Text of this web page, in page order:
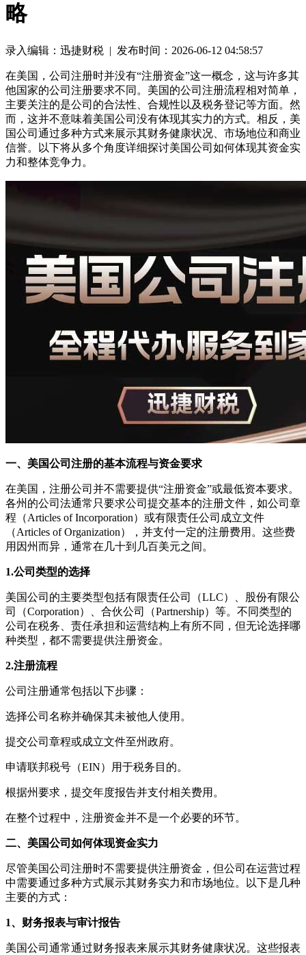
略
录入编辑：迅捷财税 | 发布时间：2026-06-12 04:58:57
在美国，公司注册时并没有“注册资金”这一概念，这与许多其
他国家的公司注册要求不同。美国的公司注册流程相对简单，
主要关注的是公司的合法性、合规性以及税务登记等方面。然
而，这并不意味着美国公司没有体现其实力的方式。相反，美
国公司通过多种方式来展示其财务健康状况、市场地位和商业
信誉。以下将从多个角度详细探讨美国公司如何体现其资金实
力和整体竞争力。
一、美国公司注册的基本流程与资金要求
在美国，注册公司并不需要提供“注册资金”或最低资本要求。
各州的公司法通常只要求公司提交基本的注册文件，如公司章
程（Articles of Incorporation）或有限责任公司成立文件
（Articles of Organization），并支付一定的注册费用。这些费
用因州而异，通常在几十到几百美元之间。
1.公司类型的选择
美国公司的主要类型包括有限责任公司（LLC）、股份有限公
司（Corporation）、合伙公司（Partnership）等。不同类型的
公司在税务、责任承担和运营结构上有所不同，但无论选择哪
种类型，都不需要提供注册资金。
2.注册流程
公司注册通常包括以下步骤：
选择公司名称并确保其未被他人使用。
提交公司章程或成立文件至州政府。
申请联邦税号（EIN）用于税务目的。
根据州要求，提交年度报告并支付相关费用。
在整个过程中，注册资金并不是一个必要的环节。
二、美国公司如何体现资金实力
尽管美国公司注册时不需要提供注册资金，但公司在运营过程
中需要通过多种方式展示其财务实力和市场地位。以下是几种
主要的方式：
1、财务报表与审计报告
美国公司通常通过财务报表来展示其财务健康状况。这些报表